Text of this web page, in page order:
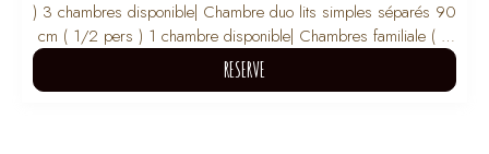
) 3 chambres disponible| Chambre duo lits simples séparés 90
cm ( 1/2 pers ) 1 chambre disponible| Chambres familiale ( lit
140cm + lit superposé 90cm ) 2 chambres disponible / 3
adultes max
Chambre Single - lit 120cm ( 1 pers ) 1 chambre
RESERVE